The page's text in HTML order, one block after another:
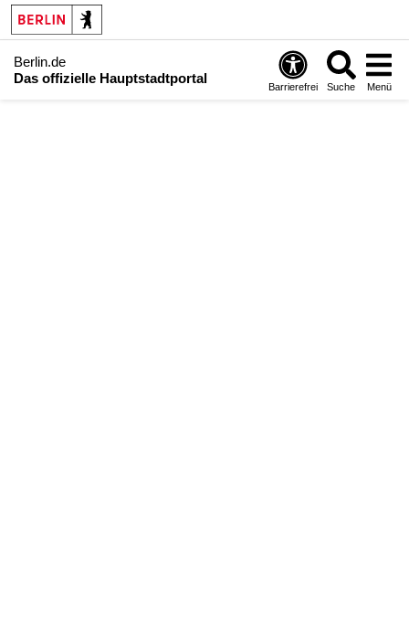
Berlin.de
Das offizielle Hauptstadtportal
Barrierefrei Suche Menü